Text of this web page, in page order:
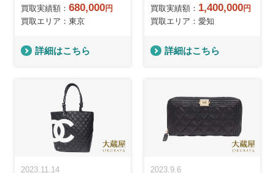
買取実績額：680,000円
買取エリア：東京
詳細はこちら
買取実績額： 1,400,000円
買取エリア：愛知
詳細はこちら
2023.11.14 2023.9.6